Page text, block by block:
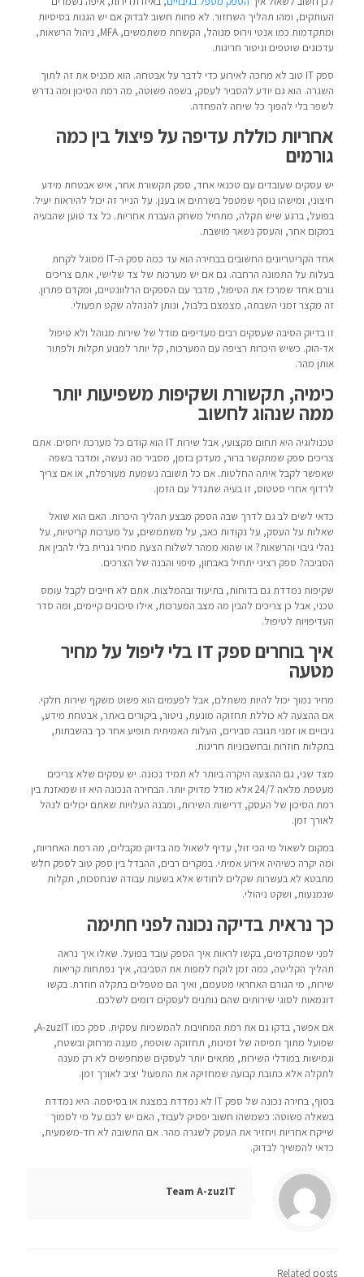
העותקים, ומהו תהליך השחזור. לא פחות חשוב לבדוק אם יש הגנות בסיסיות
ומתקדמות כמו אנטי וירוס מנוהל, הקשחת משתמשים, MFA, ניהול הרשאות,
עדכונים שוטפים וניטור חריגות.
ספק IT טוב לא מחכה לאירוע כדי לדבר על אבטחה. הוא מכניס את זה לתוך
השגרה. הוא גם יודע להסביר לעסק, בשפה פשוטה, מה רמת הסיכון ומה נדרש
לשפר בלי להפוך כל שיחה להפחדה.
אחריות כוללת עדיפה על פיצול בין כמה
גורמים
יש עסקים שעובדים עם טכנאי אחד, ספק תקשורת אחר, איש אבטחת מידע
חיצוני, ומישהו נוסף שמטפל בשרתים או בענן. על הנייר זה יכול להיראות יעיל.
בפועל, ברגע שיש תקלה, מתחיל משחק העברת אחריות. כל צד טוען שהבעיה
במקום אחר, והעסק נשאר מושבת.
אחד הקריטריונים החשובים בבחירה הוא עד כמה ספק ה-IT מסוגל לקחת
בעלות על התמונה הרחבה. גם אם יש מערכות של צד שלישי, אתם צריכים
גורם אחד שמרכז את הטיפול, מדבר עם הספקים הרלוונטיים, ומקדם פתרון.
זה מקצר זמני השבתה, מצמצם בלבול, ונותן להנהלה שקט תפעולי.
זו בדיוק הסיבה שעסקים רבים מעדיפים מודל של שירות מנוהל ולא טיפול
אד-הוק. כשיש היכרות רציפה עם המערכות, קל יותר למנוע תקלות ולפתור
אותן מהר.
כימיה, תקשורת ושקיפות משפיעות יותר
ממה שנהוג לחשוב
טכנולוגיה היא תחום מקצועי, אבל שירות IT הוא קודם כל מערכת יחסים. אתם
צריכים ספק שמתקשר ברור, מעדכן בזמן, מסביר מה נעשה, ומדבר בשפה
שאפשר לקבל איתה החלטות. אם כל תשובה נשמעת מעורפלת, או אם צריך
לרדוף אחרי סטטוס, זו בעיה שתגדל עם הזמן.
כדאי לשים לב גם לדרך שבה הספק מבצע תהליך היכרות. האם הוא שואל
שאלות על העסק, על נקודות כאב, על משתמשים, על מערכות קריטיות, על
נהלי גיבוי והרשאות? או שהוא ממהר לשלוח הצעת מחיר גנרית בלי להבין את
הסביבה? ספק רציני יתחיל באבחון, מיפוי והבנה של הצרכים.
שקיפות נמדדת גם בדוחות, בתיעוד ובהמלצות. אתם לא חייבים לקבל עומס
טכני, אבל כן צריכים להבין מה מצב המערכות, אילו סיכונים קיימים, ומה סדר
העדיפויות לטיפול.
איך בוחרים ספק IT בלי ליפול על מחיר
מטעה
מחיר נמוך יכול להיות משתלם, אבל לפעמים הוא פשוט משקף שירות חלקי.
אם ההצעה לא כוללת תחזוקה מונעת, ניטור, ביקורים באתר, אבטחת מידע,
גיבויים או זמני תגובה סבירים, העלות האמיתית תופיע אחר כך בהשבתות,
בתקלות חוזרות ובחשבוניות חריגות.
מצד שני, גם ההצעה היקרה ביותר לא תמיד נכונה. יש עסקים שלא צריכים
מעטפת מלאה 24/7 אלא מודל מדויק יותר. הבחירה הנכונה היא זו שמאזנת בין
רמת הסיכון של העסק, דרישות השירות, ומבנה העלויות שאתם יכולים לנהל
לאורך זמן.
במקום לשאול מי הכי זול, עדיף לשאול מה בדיוק מקבלים, מה רמת האחריות,
ומה יקרה כשיהיה אירוע אמיתי. במקרים רבים, ההבדל בין ספק טוב לספק חלש
מתבטא לא בעשרות שקלים לחודש אלא בשעות עבודה שנחסכות, תקלות
שנמנעות, ושקט ניהולי.
כך נראית בדיקה נכונה לפני חתימה
לפני שמתקדמים, בקשו לראות איך הספק עובד בפועל. שאלו איך נראה
תהליך הקליטה, כמה זמן לוקח למפות את הסביבה, איך נפתחות קריאות
שירות, מי הגורם האחראי מטעמם, ואיך הם מטפלים בתקלה חוזרת. בקשו
דוגמאות לסוגי שירותים שהם נותנים לעסקים דומים לשלכם.
אם אפשר, בדקו גם את רמת המחויבות להמשכיות עסקית. ספק כמו A-zuzIT,
שפועל מתוך תפיסה של זמינות, תחזוקה שוטפת, מענה מרחוק ובשטח,
וגמישות במודלי השירות, מתאים יותר לעסקים שמחפשים לא רק מענה
לתקלה אלא כתובת קבועה שמחזיקה את התפעול יציב לאורך זמן.
בסוף, בחירה נכונה של ספק IT לא נמדדת במצגת או בסיסמה. היא נמדדת
בשאלה פשוטה: כשמשהו חשוב יפסיק לעבוד, האם יש לכם על מי לסמוך
שייקח אחריות ויחזיר את העסק לשגרה מהר. אם התשובה לא חד-משמעית,
כדאי להמשיך לבדוק.
Team A-zuzIT
Related posts